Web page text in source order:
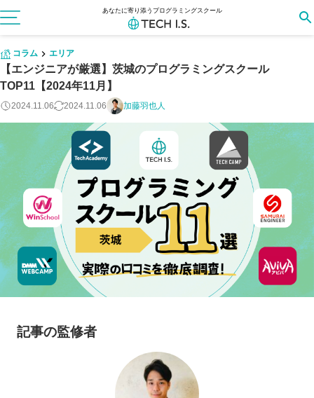
あなたに寄り添うプログラミングスクール
コラム エリア
【エンジニアが厳選】茨城のプログラミングスクール
TOP11【2024年11月】
2024.11.06 2024.11.06 加藤羽也人
記事の監修者